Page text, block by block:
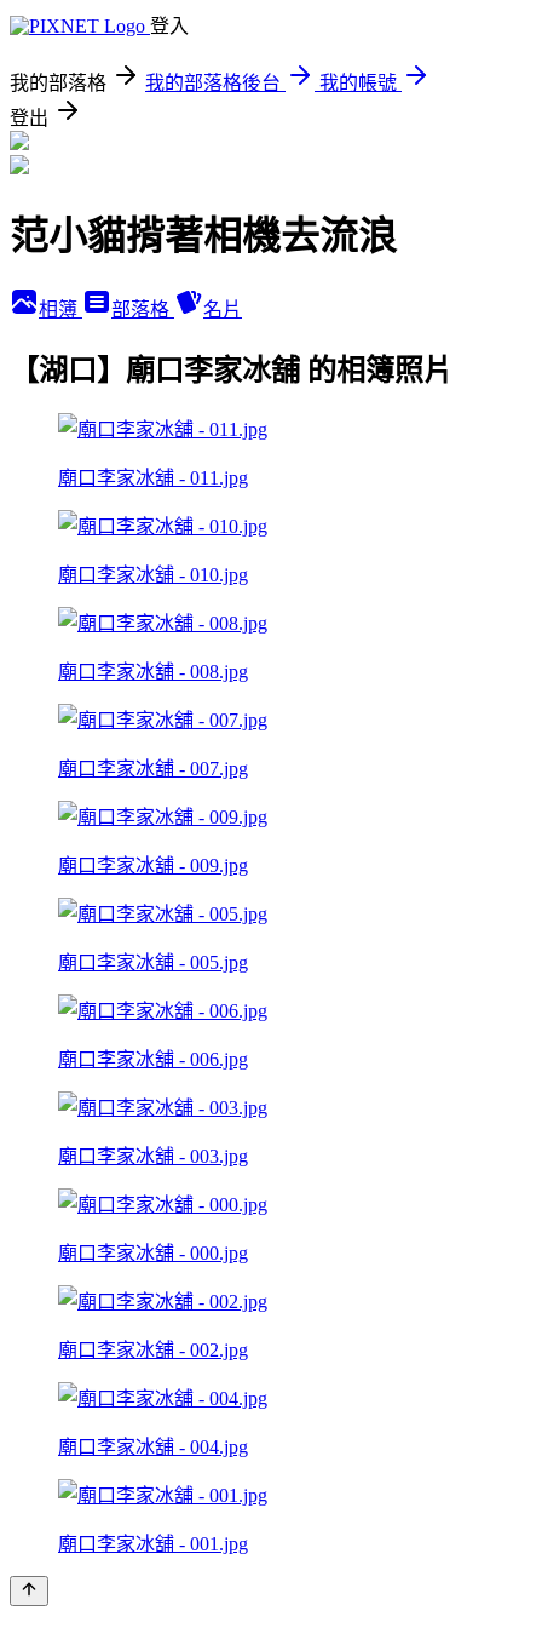
登入
我的部落格 我的部落格後台
我的帳號
登出
范小貓揹著相機去流浪
相簿 部落格 名片
【湖口】廟口李家冰舖 的相簿照片
廟口李家冰舖 - 011.jpg
廟口李家冰舖 - 010.jpg
廟口李家冰舖 - 008.jpg
廟口李家冰舖 - 007.jpg
廟口李家冰舖 - 009.jpg
廟口李家冰舖 - 005.jpg
廟口李家冰舖 - 006.jpg
廟口李家冰舖 - 003.jpg
廟口李家冰舖 - 000.jpg
廟口李家冰舖 - 002.jpg
廟口李家冰舖 - 004.jpg
廟口李家冰舖 - 001.jpg